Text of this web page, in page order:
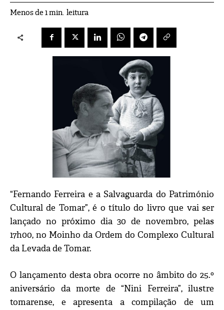
Menos de 1min. leitura
“Fernando Ferreira e a Salvaguarda do Património
Cultural de Tomar”, é o título do livro que vai ser
lançado no próximo dia 30 de novembro, pelas
17h00, no Moinho da Ordem do Complexo Cultural
da Levada de Tomar.
O lançamento desta obra ocorre no âmbito do 25.º
aniversário da morte de “Nini Ferreira”, ilustre
tomarense, e apresenta a compilação de um